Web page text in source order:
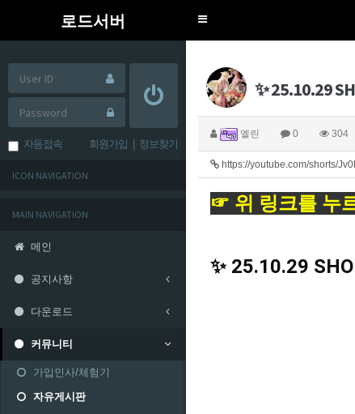
로드서버
Toggle
자동접속 회원가입 정보찾기
ICON NAVIGATION
MAIN NAVIGATION
메인
공지사항
다운로드
커뮤니티
가입인사/체험기
자유게시판
✨ 25.10.29
엘린 0 304
https://youtube.com/shorts/
☞ 위 링크를 누
✨ 25.10.29